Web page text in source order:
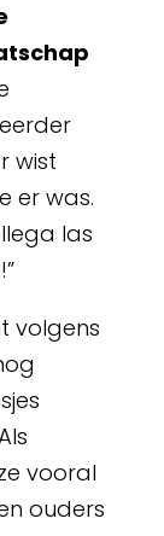
wist
er was.
las
volgens
vooral
ouders